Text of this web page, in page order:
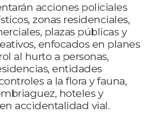
acciones policiales
zonas residenciales,
plazas públicas y
enfocados en planes
al hurto a personas,
entidades
a la flora y fauna,
hoteles y
accidentalidad vial.